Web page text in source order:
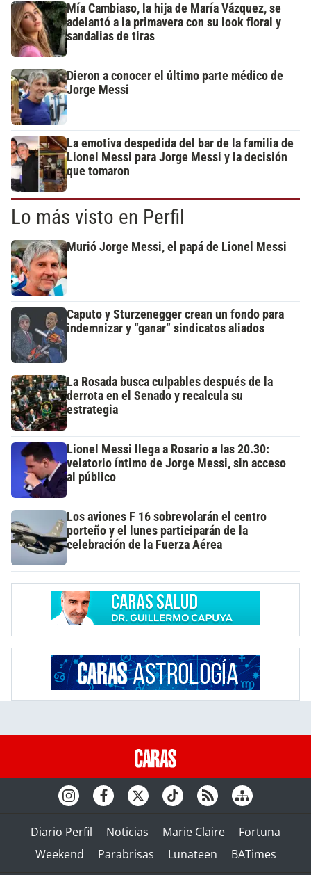
Mía Cambiaso, la hija de María Vázquez, se
adelantó a la primavera con su look floral y
sandalias de tiras
Dieron a conocer el último parte médico de
Jorge Messi
La emotiva despedida del bar de la familia de
Lionel Messi para Jorge Messi y la decisión
que tomaron
Lo más visto en Perfil
Murió Jorge Messi, el papá de Lionel Messi
Caputo y Sturzenegger crean un fondo para
indemnizar y “ganar” sindicatos aliados
La Rosada busca culpables después de la
derrota en el Senado y recalcula su
estrategia
Lionel Messi llega a Rosario a las 20.30:
velatorio íntimo de Jorge Messi, sin acceso
al público
Los aviones F 16 sobrevolarán el centro
porteño y el lunes participarán de la
celebración de la Fuerza Aérea
Diario Perfil Noticias Marie Claire
Fortuna
Weekend
Parabrisas Lunateen BATimes